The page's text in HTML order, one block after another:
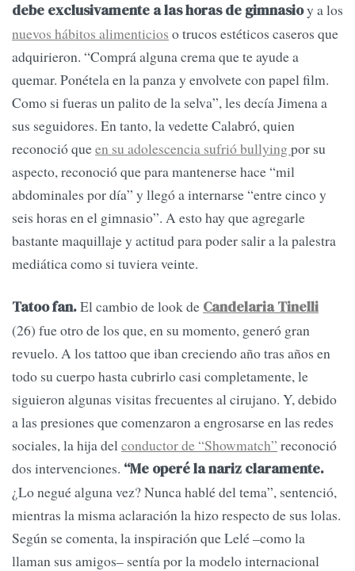
debe exclusivamente a las horas de gimnasioy a los
nuevos hábitos alimenticios o trucos estéticos caseros que
adquirieron. “Comprá alguna crema que te ayude a
quemar. Ponétela en la panza y envolvete con papel film.
Como si fueras un palito de la selva”, les decía Jimena a
sus seguidores. En tanto, la vedette Calabró, quien
reconoció queen su adolescencia sufrió bullyingpor su
aspecto, reconoció que para mantenerse hace “mil
abdominales por día” y llegó a internarse “entre cinco y
seis horas en el gimnasio”. A esto hay que agregarle
bastante maquillaje y actitud para poder salir a la palestra
mediática como si tuviera veinte.
Tatoo fan.El cambio de look de Candelaria Tinelli
(26) fue otro de los que, en su momento, generó gran
revuelo. A los tattoo que iban creciendo año tras años en
todo su cuerpo hasta cubrirlo casi completamente, le
siguieron algunas visitas frecuentes al cirujano. Y, debido
a las presiones que comenzaron a engrosarse en las redes
sociales, la hija delconductor de “Showmatch” reconoció
dos intervenciones. “Me operé la nariz claramente.
¿Lo negué alguna vez? Nunca hablé del tema”, sentenció,
mientras la misma aclaración la hizo respecto de sus lolas.
Según se comenta, la inspiración que Lelé –como la
llaman sus amigos– sentía por la modelo internacional